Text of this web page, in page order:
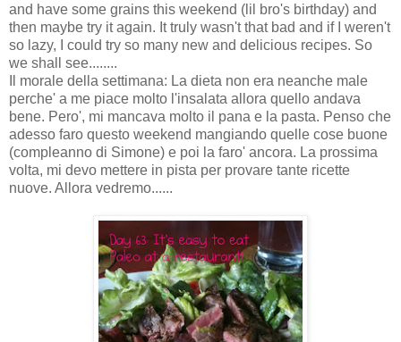
and have some grains this weekend (lil bro's birthday) and
then maybe try it again. It truly wasn't that bad and if I weren't
so lazy, I could try so many new and delicious recipes. So
we shall see........
Il morale della settimana: La dieta non era neanche male
perche' a me piace molto l'insalata allora quello andava
bene. Pero', mi mancava molto il pana e la pasta. Penso che
adesso faro questo weekend mangiando quelle cose buone
(compleanno di Simone) e poi la faro' ancora. La prossima
volta, mi devo mettere in pista per provare tante ricette
nuove. Allora vedremo......